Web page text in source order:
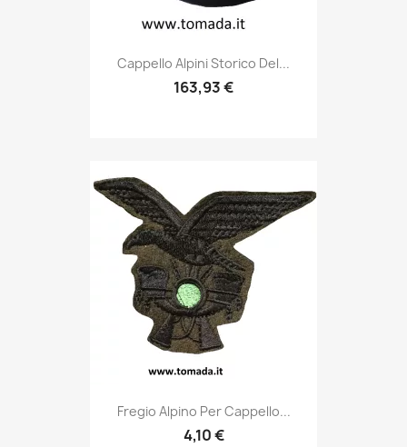
 Anteprima
Cappello Alpini Storico Del...
163,93 €
Anteprima
Fregio Alpino Per Cappello...
4,10 €